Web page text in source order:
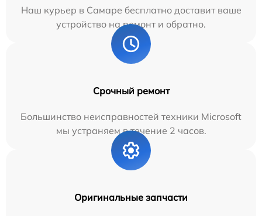
Наш курьер в Самаре бесплатно доставит ваше
устройство на ремонт и обратно.
Срочный ремонт
Большинство неисправностей техники Microsoft
мы устраняем в течение 2 часов.
Оригинальные запчасти